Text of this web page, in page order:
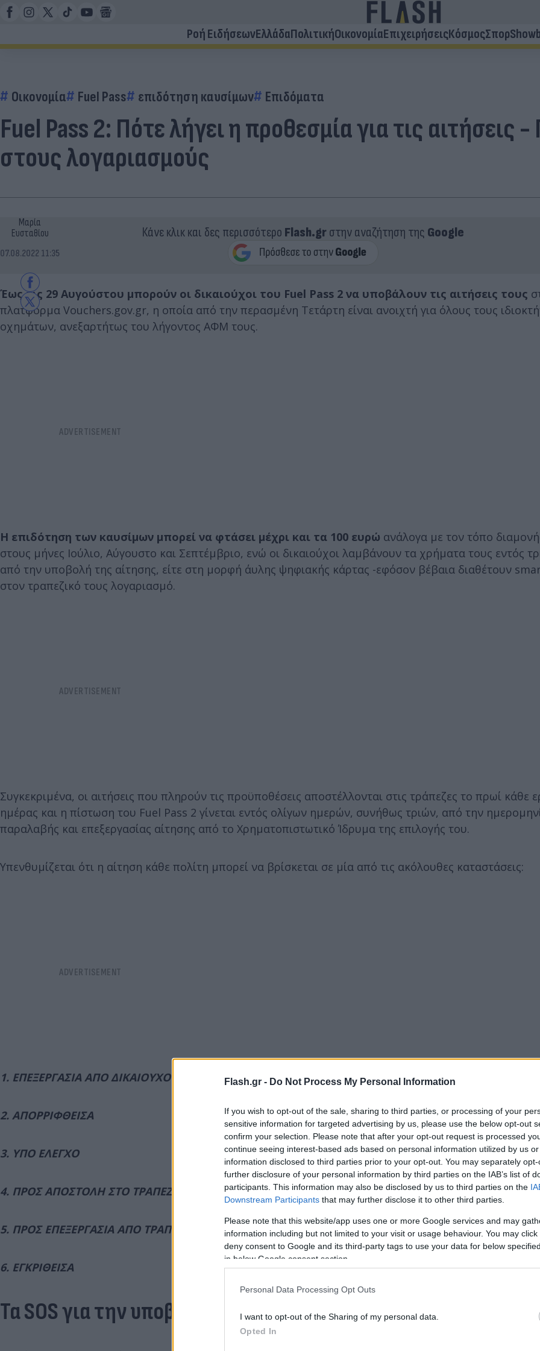
Flash.gr - Do Not Process My Personal Information
If you wish to opt-out of the sale, sharing to third parties, or processing of your
sensitive information for targeted advertising by us, please use the below opt-out
confirm your selection. Please note that after your opt-out request is processed
continue seeing interest-based ads based on personal information utilized by us
information disclosed to third parties prior to your opt-out. You may separately
further disclosure of your personal information by third parties on the IAB’s list of
participants. This information may also be disclosed by us to third parties on the
Downstream Participants that may further disclose it to other third parties.
Please note that this website/app uses one or more Google services and may
information including but not limited to your visit or usage behaviour. You may
deny consent to Google and its third-party tags to use your data for below
in below Google consent section.
Personal Data Processing Opt Outs
I want to opt-out of the Sharing of my personal data.
Opted In
Ροή ΕιδήσεωνΕλλάδαΠολιτικήΟικονομίαΕπιχειρήσειςΚόσμοςΣπορ
Οικονομία Fuel Pass επιδότηση καυσίμων Επιδόματα
Fuel Pass 2: Πότε λήγει η προθεσμία για τις
στους λογαριασμούς
Μαρία
Ευσταθίου
07.08.2022 11:35
Κάνε κλικ και δες περισσότερο Flash.grστην αναζήτηση της Google
Έως τις 29 Αυγούστου μπορούν οι δικαιούχοι του Fuel Pass 2 να υποβάλουν τις αιτήσεις τους
πλατφόρμα Vouchers.gov.gr, η οποία από την περασμένη Τετάρτη είναι ανοιχτή για όλους τους
οχημάτων, ανεξαρτήτως του λήγοντος ΑΦΜ τους.
H επιδότηση των καυσίμων μπορεί να φτάσει μέχρι και τα 100 ευρώ ανάλογα με τον τόπο
στους μήνες Ιούλιο, Αύγουστο και Σεπτέμβριο, ενώ οι δικαιούχοι λαμβάνουν τα χρήματα τους εντός
από την υποβολή της αίτησης, είτε στη μορφή άυλης ψηφιακής κάρτας -εφόσον βέβαια διαθέτουν
στον τραπεζικό τους λογαριασμό.
Συγκεκριμένα, οι αιτήσεις που πληρούν τις προϋποθέσεις αποστέλλονται στις τράπεζες το πρωί κάθε
ημέρας και η πίστωση του Fuel Pass 2 γίνεται εντός ολίγων ημερών, συνήθως τριών, από την
παραλαβής και επεξεργασίας αίτησης από το Χρηματοπιστωτικό Ίδρυμα της επιλογής του.
Υπενθυμίζεται ότι η αίτηση κάθε πολίτη μπορεί να βρίσκεται σε μία από τις ακόλουθες καταστάσεις:
1. ΕΠΕΞΕΡΓΑΣΙΑ ΑΠΟ ΔΙΚΑΙΟΥΧΟ
2. ΑΠΟΡΡΙΦΘΕΙΣΑ
3. ΥΠΟ ΕΛΕΓΧΟ
4. ΠΡΟΣ ΑΠΟΣΤΟΛΗ ΣΤΟ ΤΡΑΠΕΖΙΚΟ ΙΔΡΥΜΑ
5. ΠΡΟΣ ΕΠΕΞΕΡΓΑΣΙΑ ΑΠΟ ΤΡΑΠΕΖΙΚΟ ΙΔΡΥΜΑ
6. ΕΓΚΡΙΘΕΙΣΑ
Τα SOS για την υποβολή αιτήσεων